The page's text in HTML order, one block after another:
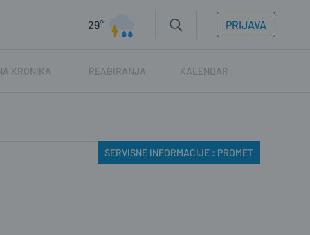
29° PRIJAVA
KRONIKA REAGIRANJA KALENDAR
SERVISNE INFORMACIJE : PROMET